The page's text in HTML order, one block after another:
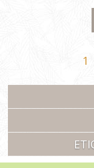
1